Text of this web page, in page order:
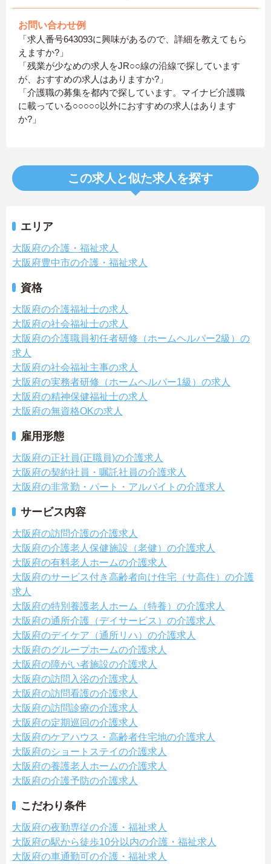
お問い合わせ例
「求人番号643093に興味があるので、詳細を教えてもら
えますか?」
「残業が少なめの求人をJR○○線の沿線で探しています
が、おすすめの求人はありますか?」
「介護職の募集を都内で探しています。マイナビ介護職
に載っている○○○○○以外におすすめの求人はあります
か?」
この求人と似た求人を探す
エリア
大阪府の介護・福祉求人
大阪府豊中市の介護・福祉求人
資格
大阪府の介護福祉士の求人
大阪府の社会福祉士の求人
大阪府の介護職員初任者研修（ホームヘルパー2級）の
求人
大阪府の社会福祉主事の求人
大阪府の実務者研修（ホームヘルパー1級）の求人
大阪府の精神保健福祉士の求人
大阪府の無資格OKの求人
雇用形態
大阪府の正社員(正職員)の介護求人
大阪府の契約社員・嘱託社員の介護求人
大阪府の非常勤・パート・アルバイトの介護求人
サービス内容
大阪府の訪問介護の介護求人
大阪府の介護老人保健施設（老健）の介護求人
大阪府の有料老人ホームの介護求人
大阪府のサービス付き高齢者向け住宅（サ高住）の介護
求人
大阪府の特別養護老人ホーム（特養）の介護求人
大阪府の通所介護（デイサービス）の介護求人
大阪府のデイケア（通所リハ）の介護求人
大阪府のグループホームの介護求人
大阪府の障がい者施設の介護求人
大阪府の訪問入浴の介護求人
大阪府の訪問看護の介護求人
大阪府の訪問診療の介護求人
大阪府の定期巡回の介護求人
大阪府のケアハウス・高齢者住宅地の介護求人
大阪府のショートステイの介護求人
大阪府の養護老人ホームの介護求人
大阪府の介護予防の介護求人
こだわり条件
大阪府の夜勤専従の介護・福祉求人
大阪府の駅から徒歩10分以内の介護・福祉求人
大阪府の車通勤可の介護・福祉求人